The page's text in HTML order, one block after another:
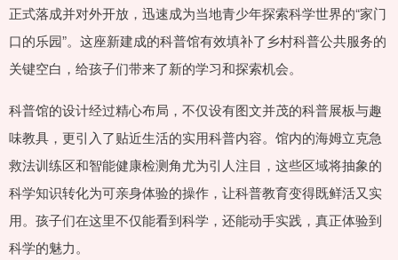
正式落成并对外开放，迅速成为当地青少年探索科学世界的“家门
口的乐园”。这座新建成的科普馆有效填补了乡村科普公共服务的
关键空白，给孩子们带来了新的学习和探索机会。
科普馆的设计经过精心布局，不仅设有图文并茂的科普展板与趣
味教具，更引入了贴近生活的实用科普内容。馆内的海姆立克急
救法训练区和智能健康检测角尤为引人注目，这些区域将抽象的
科学知识转化为可亲身体验的操作，让科普教育变得既鲜活又实
用。孩子们在这里不仅能看到科学，还能动手实践，真正体验到
科学的魅力。